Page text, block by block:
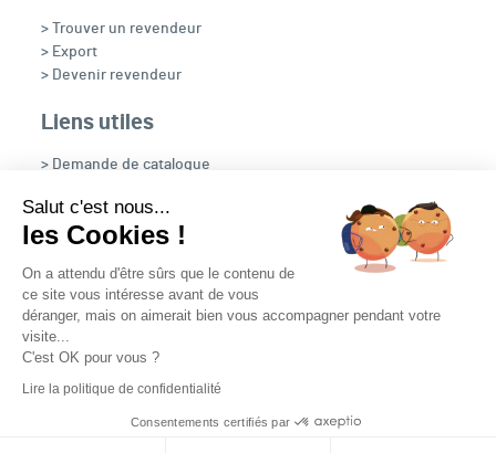
> Trouver un revendeur
> Export
> Devenir revendeur
Liens utiles
> Demande de catalogue
> OpenFire
Nous suivre
Plan du site Contact
Mediapilote
Salut c'est nous...
les Cookies !
On a attendu d'être sûrs que le contenu de
ce site vous intéresse avant de vous
déranger, mais on aimerait bien vous accompagner pendant votre
visite...
C'est OK pour vous ?
Lire la politique de confidentialité
Consentements certifiés par